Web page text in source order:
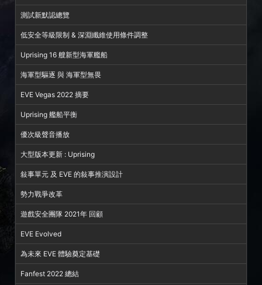
測試新默認總覽
低安全等級限制 & 深淵纖維使用條件調整
Uprising 16 艘新型海軍艦船
海軍型驅逐 與 海軍型無畏
EVE Vegas 2022 摘要
Uprising 艦船平衡
優次級聲音播放
大型版本更新 : Uprising
敍事單元 及 EVE 的敍事推演設計
勢力戰爭改革
遊戲安全團隊 2021年 回顧
EVE Evolved
為未來 EVE 體驗奠定基礎
Fanfest 2022 總結